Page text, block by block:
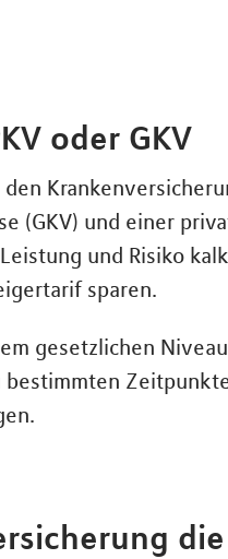
oder GKV
(GKV) und einer
und Risiko
sparen.
gesetzlichen
bestimmten